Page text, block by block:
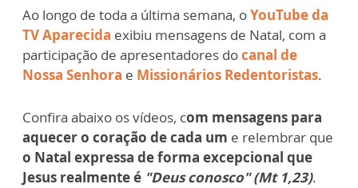
Ao longo de toda a última semana, oYouTube da
TV Aparecida exibiu mensagens de Natal, com a
participação de apresentadores docanal de
Nossa Senhora e Missionários Redentoristas.
Confira abaixo os vídeos, com mensagens para
aquecer o coração de cada um e relembrar que
o Natal expressa de forma excepcional que
Jesus realmente é "Deus conosco" (Mt 1,23).